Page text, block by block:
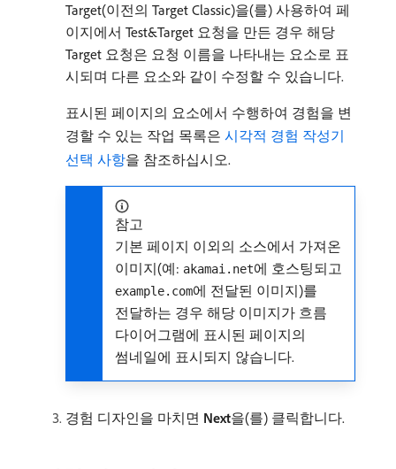
Target​(이전의 Target Classic)을(를) 사용하여 페
이지에서 Test&Target 요청을 만든 경우 해당
Target 요청은 요청 이름을 나타내는 요소로 표
시되며 다른 요소와 같이 수정할 수 있습니다.
표시된 페이지의 요소에서 수행하여 경험을 변
경할 수 있는 작업 목록은 시각적 경험 작성기
선택 사항을 참조하십시오.
참고
기본 페이지 이외의 소스에서 가져온
이미지(예: akamai.net에 호스팅되고
example.com에 전달된 이미지)를
전달하는 경우 해당 이미지가 흐름
다이어그램에 표시된 페이지의
썸네일에 표시되지 않습니다.
경험 디자인을 마치면 Next​을(를) 클릭합니다.